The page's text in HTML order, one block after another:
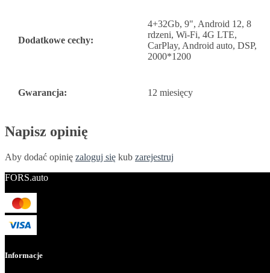
Dodatkowe cechy:
4+32Gb, 9", Android 12, 8
rdzeni, Wi-Fi, 4G LTE,
CarPlay, Android auto, DSP,
2000*1200
Gwarancja: 12 miesięcy
Napisz opinię
Aby dodać opinię zaloguj się kub zarejestruj
FORS.auto
Informacje